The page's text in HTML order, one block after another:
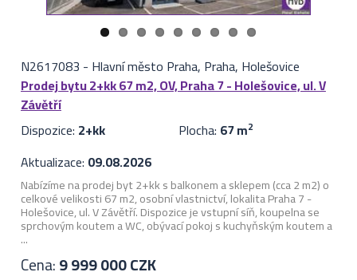
N2617083 - Hlavní město Praha, Praha, Holešovice
Prodej bytu 2+kk 67 m2, OV, Praha 7 - Holešovice, ul. V
Závětří
Dispozice: 2+kk Plocha: 67 m2
Aktualizace: 09.08.2026
Nabízíme na prodej byt 2+kk s balkonem a sklepem (cca 2 m2) o
celkové velikosti 67 m2, osobní vlastnictví, lokalita Praha 7 -
Holešovice, ul. V Závětří. Dispozice je vstupní síň, koupelna se
sprchovým koutem a WC, obývací pokoj s kuchyňským koutem a
...
Cena:9 999 000 CZK